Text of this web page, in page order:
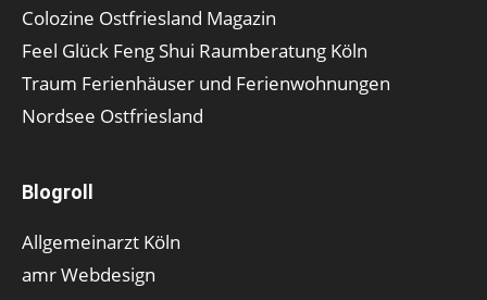
Colozine Ostfriesland Magazin
Feel Glück Feng Shui Raumberatung Köln
Traum Ferienhäuser und Ferienwohnungen
Nordsee Ostfriesland
Blogroll
Allgemeinarzt Köln
amr Webdesign